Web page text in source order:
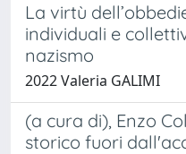
La virtù
individuali e
nazismo
2022 Valeria GALIMI
(a cura di), Enzo
storico fuori